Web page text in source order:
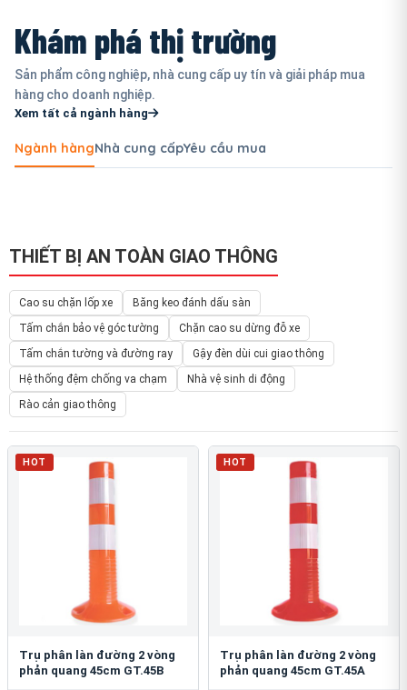
Khám phá thị trường
Sản phẩm công nghiệp, nhà cung cấp uy tín và giải pháp mua
hàng cho doanh nghiệp.
Xem tất cả ngành hàng
Ngành hàngNhà cung cấpYêu cầu mua
THIẾT BỊ AN TOÀN GIAO THÔNG
Cao su chặn lốp xe
Băng keo đánh dấu sàn
Tấm chắn bảo vệ góc tường
Chặn cao su dừng đỗ xe
Tấm chắn tường và đường ray
Gậy đèn dùi cui giao thông
Hệ thống đệm chống va chạm
Nhà vệ sinh di động
Rào cản giao thông
HOT
Trụ phân làn đường 2 vòng
phản quang 45cm GT.45B
HOT
Trụ phân làn đường 2 vòng
phản quang 45cm GT.45A